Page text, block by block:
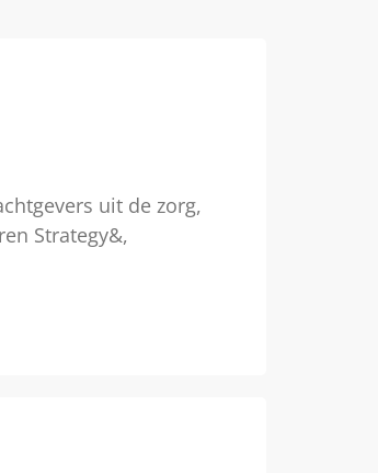
uit de zorg,
Strategy&,